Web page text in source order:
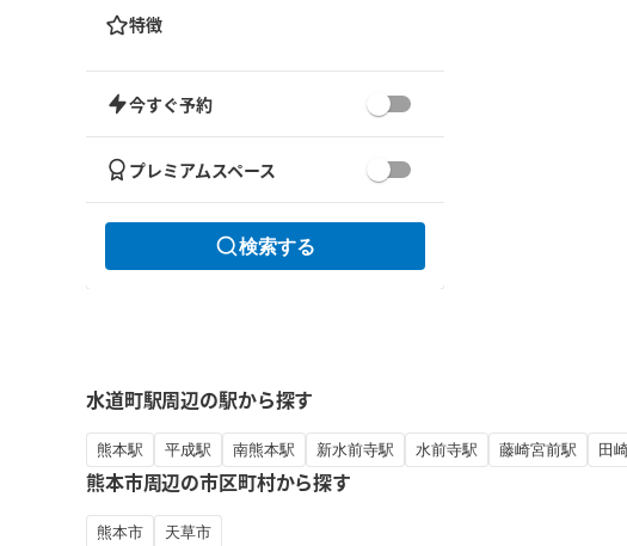
特徴
今すぐ予約
プレミアムスペース
検索する
水道町駅周辺の駅から探す
熊本駅 平成駅 南熊本駅 新水前寺駅 水前寺駅 藤崎宮前駅 田
熊本市周辺の市区町村から探す
熊本市 天草市